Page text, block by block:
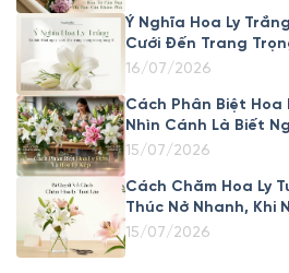
Ý Nghĩa Hoa Ly
Cưới Đến Trang
16/07/2026
Cách Phân Biệt Hoa
Nhìn Cánh Là Biết
15/07/2026
Cách Chăm Hoa Ly
Thúc Nở Nhanh, Khi
15/07/2026